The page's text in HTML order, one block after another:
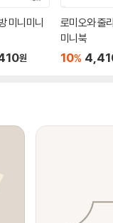
미니미니
원
로미오와 줄
미니북
10%